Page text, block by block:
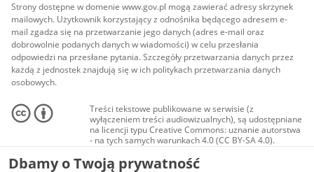
Strony dostępne w domenie www.gov.pl mogą zawierać adresy skrzynek
mailowych. Użytkownik korzystający z odnośnika będącego adresem e-
mail zgadza się na przetwarzanie jego danych (adres e-mail oraz
dobrowolnie podanych danych w wiadomości) w celu przesłania
odpowiedzi na przesłane pytania. Szczegóły przetwarzania danych przez
każdą z jednostek znajdują się w ich politykach przetwarzania danych
osobowych.
Treści tekstowe publikowane w serwisie (z
wyłączeniem treści audiowizualnych), są udostępniane
na licencji typu Creative Commons: uznanie autorstwa
- na tych samych warunkach 4.0 (CC BY-SA 4.0).
Materiały audiowizualne, w tym zdjęcia, materiały
audio i wideo, są udostępniane na licencji typu
Dbamy o Twoją prywatność